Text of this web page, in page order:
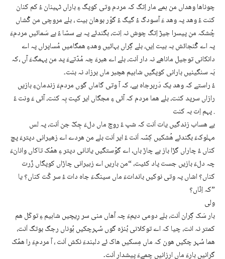
چوناھا وھداں من ہمے مار اِتگ کہ مردم وتی کوپگ ءِ باراں ٹہینان ءُ کم کنان
کنت ءُ وھد پہ وھد ءَ آسودگ ءُ گیگ ءُ گوْر بوھان بیت ، بلے مروچی من گُشاں
چُشکہ من پیسرا جیڑ اِتگ چوش نہ اِنت، بگندئے پہ بے سسّا ءُ بے سَمائیں مردمءَ
پہ اے گُنجائش بہ بیت اِیں، بلے گِراں بہائیں وھدءِ ھمگامیں مُساپراں پہ اے
دانکانی توجیل ماناھے نہ دار اَنت، بلے اے ھبرءَ چہ مُدّتےءَ پد من پہمگءَ آں ،کہ
بَہ سنگینیں بارانی کوپگیں شاہیم ھچبر ماں برزاد نہ بنت۔
ءُ راستے کہ وھد یک دَربرجاہ یے، کہ آ وتی گاماں گوں مردمءَ زندمانءِ بازیں
رازاں سرپد کنت، بلے ھما مردم کہ آئی ءِ مجگاں ایر کپت بِہ کنت، آئی ءَ ونت ءُ
پہم اِت بہ کنت .
بے ھساب زندگیں یات اَنت کہ شپ ءُ روچ ماں دلءَ جِکّ جن اَنت، پہ لس
مہلوکءَ بگندئے ھُشکیں کِسّہ اَنت ءُ ایر اَنت بلے من ھردے اے زھیرانی دپترءَ پچ
کناں ءُ چاراں گڑا باز بے چاڑ باں، اے گوْستگیں یاتانی دپتر ءِ ھمُک تاکاں وانانءَ
چہ دلءَ بازیں جست پاد کئیت، “من باریں اے زہیرانی چاڑاں کوپگاں زُرت
کناں؟ اشاں پہ وتی نوکیں بانداتءَ ماں سینگءَ جاہ دات ءُ سر کُت کناں؟ یا
کہ اِنّاں؟”
ولی
بار سَک گِران اَنت، بلے دومی دیمءَ چہ آھاں منی سر رِیچیں شاہیم ءِ توکَل ھم
کمتر نہ انت، چیا کہ اے توکلانی بُنزہ گوں سُہرچکیں ہُوناں رجگ بوتگ اَنت،
ھما سُہر چکیں ھون کہ ماں مِسکیں ھاک ئے دلبندءَ نکش اَنت ، آ مردمءَ را ھمُک
گرانیں بارءَ ماں ارزانیں چمےءَ پیشدار اَنت۔